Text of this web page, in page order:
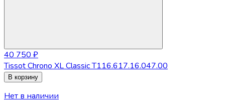
40 750 ₽
Tissot Chrono XL Classic T116.617.16.047.00
В корзину
Нет в наличии